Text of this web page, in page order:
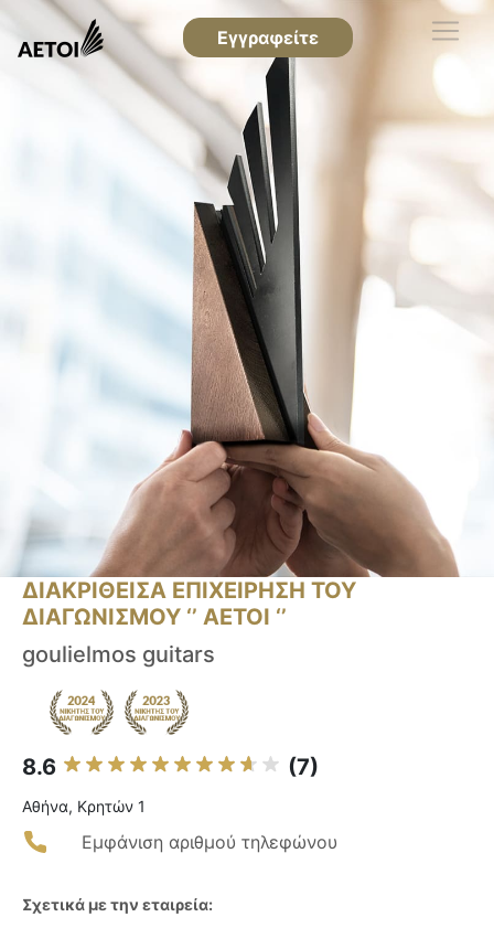
Εγγραφείτε
ΔΙΑΚΡΙΘΕΙΣΑ ΕΠΙΧΕΙΡΗΣΗ ΤΟΥ
ΔΙΑΓΩΝΙΣΜΟΥ ‘’ ΑΕΤΟΙ ‘’
goulielmos guitars
8.6 (7)
Αθήνα, Κρητών 1
Εμφάνιση αριθμού τηλεφώνου
Σχετικά με την εταιρεία: